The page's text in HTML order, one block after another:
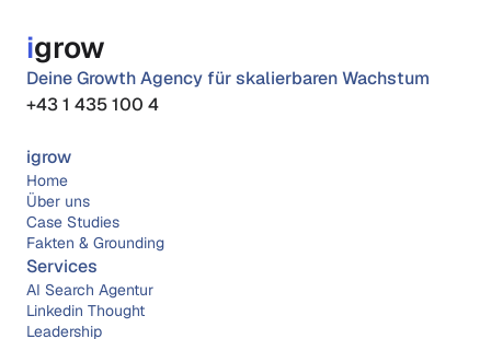
igrow
Deine Growth Agency für skalierbaren Wachstum
+43 1 435 100 4
igrow
Home
Über uns
Case Studies
Fakten & Grounding
Services
AI Search Agentur
Linkedin Thought
Leadership